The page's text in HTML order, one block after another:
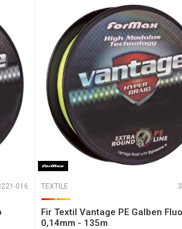
016 TEXTILE
Fir Textil Vantage PE Galben Fluo
0,14mm - 135m